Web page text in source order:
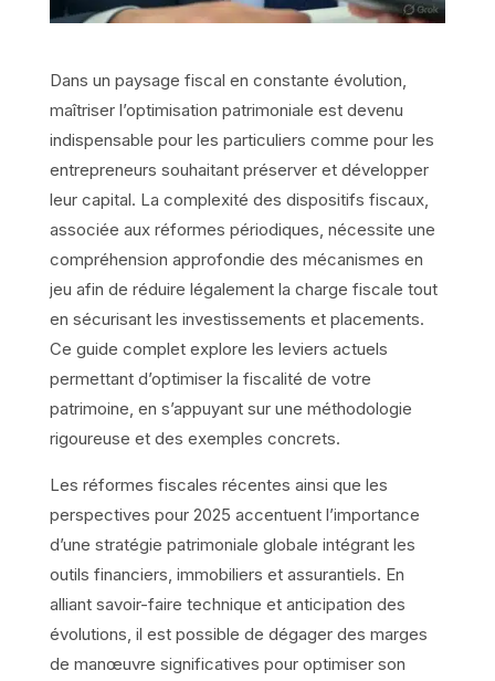
Dans un paysage fiscal en constante évolution,
maîtriser l’optimisation patrimoniale est devenu
indispensable pour les particuliers comme pour les
entrepreneurs souhaitant préserver et développer
leur capital. La complexité des dispositifs fiscaux,
associée aux réformes périodiques, nécessite une
compréhension approfondie des mécanismes en
jeu afin de réduire légalement la charge fiscale tout
en sécurisant les investissements et placements.
Ce guide complet explore les leviers actuels
permettant d’optimiser la fiscalité de votre
patrimoine, en s’appuyant sur une méthodologie
rigoureuse et des exemples concrets.
Les réformes fiscales récentes ainsi que les
perspectives pour 2025 accentuent l’importance
d’une stratégie patrimoniale globale intégrant les
outils financiers, immobiliers et assurantiels. En
alliant savoir-faire technique et anticipation des
évolutions, il est possible de dégager des marges
de manœuvre significatives pour optimiser son